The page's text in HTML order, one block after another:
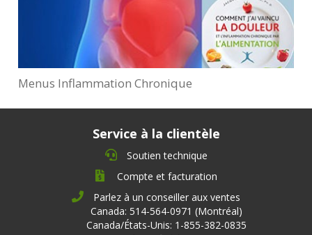
Menus Inflammation Chronique
Service à la clientèle
Soutien technique
Compte et facturation
Parlez à un conseiller aux ventes
Canada: 514-564-0971 (Montréal)
Canada/États-Unis: 1-855-382-0835